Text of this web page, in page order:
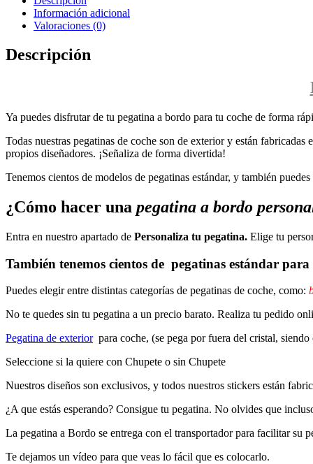
Información adicional
Valoraciones (0)
Descripción
Ya puedes disfrutar de tu pegatina a bordo para tu coche de forma
Todas nuestras pegatinas de coche son de exterior y están
propios diseñadores. ¡Señaliza de forma divertida!
Tenemos cientos de modelos de pegatinas estándar, y también
¿Cómo hacer una pegatina a bordo
Entra en nuestro apartado de Personaliza tu pegatina. Elige tu
También tenemos cientos de pegatinas estándar para
Puedes elegir entre distintas categorías de pegatinas de coche, como:
No te quedes sin tu pegatina a un precio barato. Realiza tu pedido
Pegatina de exteriorpara coche, (se pega por fuera del cristal,
Seleccione si la quiere con Chupete o sin Chupete
Nuestros diseños son exclusivos, y todos nuestros stickers están
¿A que estás esperando? Consigue tu pegatina. No olvides que
La pegatina a Bordo se entrega con el transportador para facilitar su
Te dejamos un vídeo para que veas lo fácil que es colocarlo.